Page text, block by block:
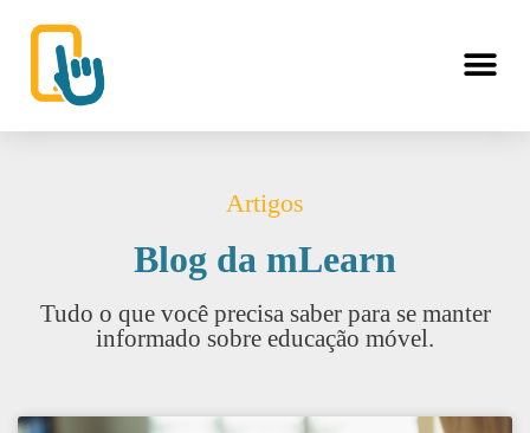
Artigos
Blog da mLearn
Tudo o que você precisa saber para se manter
informado sobre educação móvel.